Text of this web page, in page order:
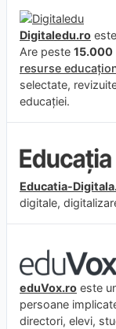
Digitaledu.ro
Are peste 15.000
resurse
selectate,
educației.
Educatia-
digitale,
eduVox.ro este
persoane
directori, elevi,